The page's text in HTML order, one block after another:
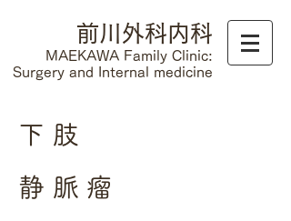
前川外科内科​
MAEKAWA Family Clinic:
Surgery and Internal medicine
下肢
静脈瘤